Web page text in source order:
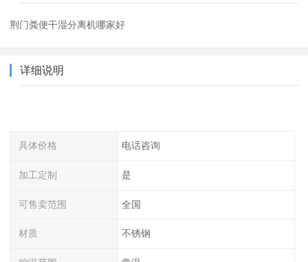
荆门粪便干湿分离机哪家好
详细说明
具体价格 电话咨询
加工定制 是
可售卖范围 全国
材质 不锈钢